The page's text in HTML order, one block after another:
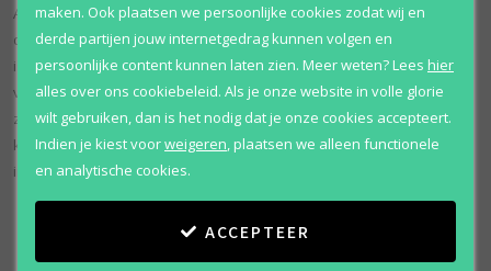
Al Haramain Dazzle Intense zit in een prachtige en luxueuze flacon
die de levendige en betoverende aard van de geur weerspiegelt. Het
is meer dan alleen een parfum, het is een statement van glamour en
verfijning. Deze geur is perfect voor wie op zoek is naar een geur die
zelfvertrouwen en charme uitstraalt en is een waar bewijs van de
kunst van het parfumeren en de allure van voortreffelijke
ingrediënten.
maken. Ook plaatsen we persoonlijke cookies zodat wij en
derde partijen jouw internetgedrag kunnen volgen en
persoonlijke content kunnen laten zien. Meer weten?Lees hier
alles over ons cookiebeleid. Als je onze website in volle glorie
wilt gebruiken, dan is het nodig dat je onze cookies accepteert.
Indien je kiest voorweigeren plaatsen we alleen functionele
en analytische cookies.
ACCEPTEER